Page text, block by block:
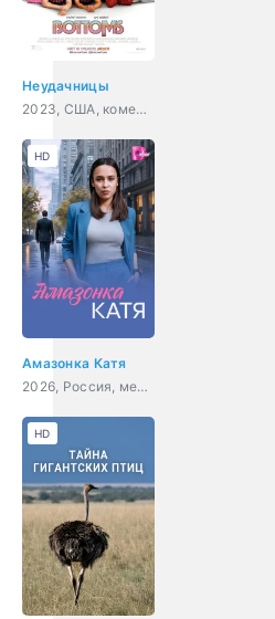
Неудачницы
2023, США, комедия
Амазонка Катя
2026, Россия, мелодрама
HD
HD